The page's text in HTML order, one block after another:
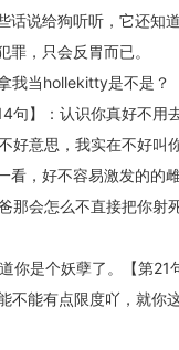
话说给狗听听，它还知
，只会反胃而已。
我当hollekitty是不是
句】：认识你真好不
好意思，我实在不好
，好不容易激发的的
那会怎么不直接把你
你是个妖孽了。【第
不能有点限度吖，就